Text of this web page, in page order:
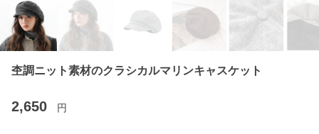
杢調ニット素材のクラシカルマリンキャスケット
2,650 円